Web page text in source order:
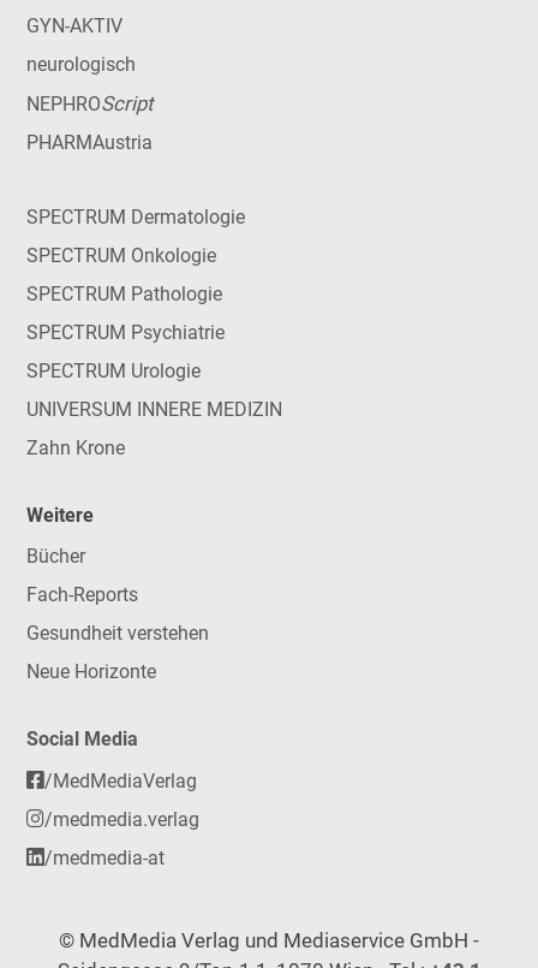
GYN-AKTIV
neurologisch
NEPHROScript
PHARMAustria
SPECTRUM Dermatologie
SPECTRUM Onkologie
SPECTRUM Pathologie
SPECTRUM Psychiatrie
SPECTRUM Urologie
UNIVERSUM INNERE MEDIZIN
Zahn Krone
Weitere
Bücher
Fach-Reports
Gesundheit verstehen
Neue Horizonte
Social Media
/MedMediaVerlag
/medmedia.verlag
/medmedia-at
© MedMedia Verlag und Mediaservice GmbH -